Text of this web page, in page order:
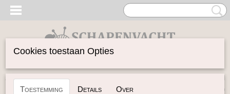
Inloggen Registreren
(0)
Cookies toestaan Opties
Toestemming Details Over